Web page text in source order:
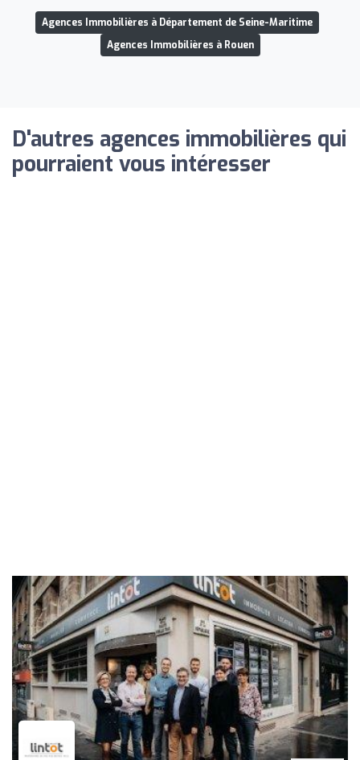
Agences Immobilières à Département de Seine-Maritime
Agences Immobilières à Rouen
D'autres agences immobilières qui
pourraient vous intéresser